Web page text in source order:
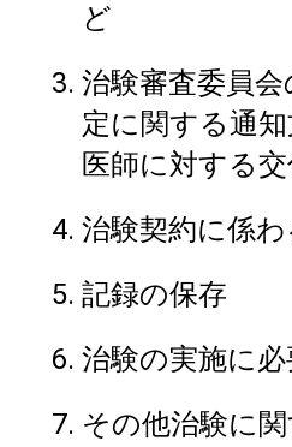
ど
治験審査委員
定に関する通
医師に対する交
治験契約に係
記録の保存
治験の実施に
その他治験に